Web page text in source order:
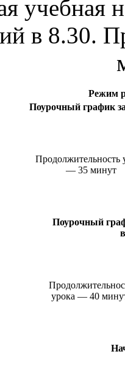
учебная
в 8.30.
Режим
Поурочный график
Продолжительность
— 35 минут
Поурочный
урока —40